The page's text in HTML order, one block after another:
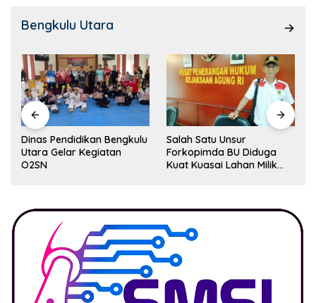
Bengkulu Utara
Dinas Pendidikan Bengkulu
Utara Gelar Kegiatan
O2SN
Salah Satu Unsur
Forkopimda BU Diduga
Kuat Kuasai Lahan Milik